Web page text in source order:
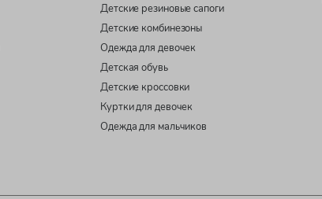
Детские резиновые сапоги
Детские комбинезоны
Одежда для девочек
Детская обувь
Детские кроссовки
Куртки для девочек
Одежда для мальчиков